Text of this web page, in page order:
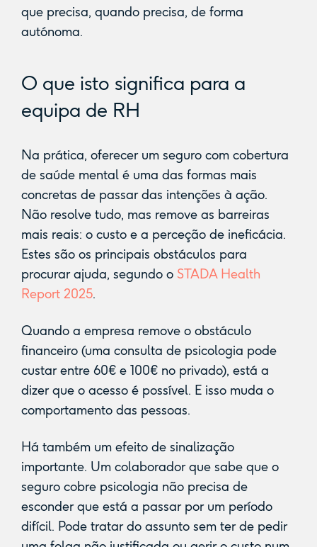
que precisa, quando precisa, de forma
autónoma.
O que isto significa para a
equipa de RH
Na prática, oferecer um seguro com cobertura
de saúde mental é uma das formas mais
concretas de passar das intenções à ação.
Não resolve tudo, mas remove as barreiras
mais reais: o custo e a perceção de ineficácia.
Estes são os principais obstáculos para
procurar ajuda, segundo o STADA Health
Report 2025.
Quando a empresa remove o obstáculo
financeiro (uma consulta de psicologia pode
custar entre 60€ e 100€ no privado), está a
dizer que o acesso é possível. E isso muda o
comportamento das pessoas.
Há também um efeito de sinalização
importante. Um colaborador que sabe que o
seguro cobre psicologia não precisa de
esconder que está a passar por um período
difícil. Pode tratar do assunto sem ter de pedir